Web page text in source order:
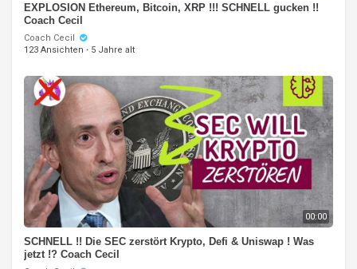
EXPLOSION Ethereum, Bitcoin, XRP !!! SCHNELL gucken !!
Coach Cecil
Coach Cecil
123 Ansichten · 5 Jahre alt
00:00
SCHNELL !! Die SEC zerstört Krypto, Defi & Uniswap ! Was
jetzt !? Coach Cecil